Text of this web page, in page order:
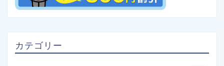
カテゴリー